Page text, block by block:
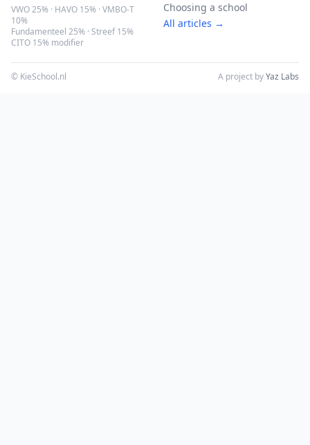
VWO 25% · HAVO 15% · VMBO-T
10%
Fundamenteel 25% · Streef 15%
CITO 15% modifier
Choosing a school
All articles →
© KieSchool.nl A project byYaz Labs